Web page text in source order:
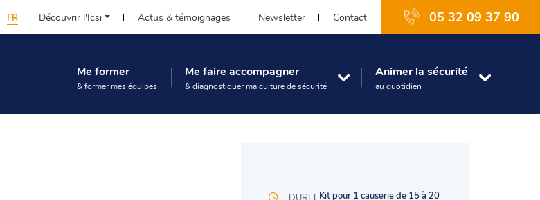
FR
Safety-
Découvrir l'Icsi Actus & témoignages Newsletter Contact 05 32 09 37 90
principale
(Prestation)
Me former
& former mes équipes
Me faire accompagner
& diagnostiquer ma culture de sécurité
Animer la sécurité
au quotidien
DUREEKit pour 1 causerie de 15 à 20